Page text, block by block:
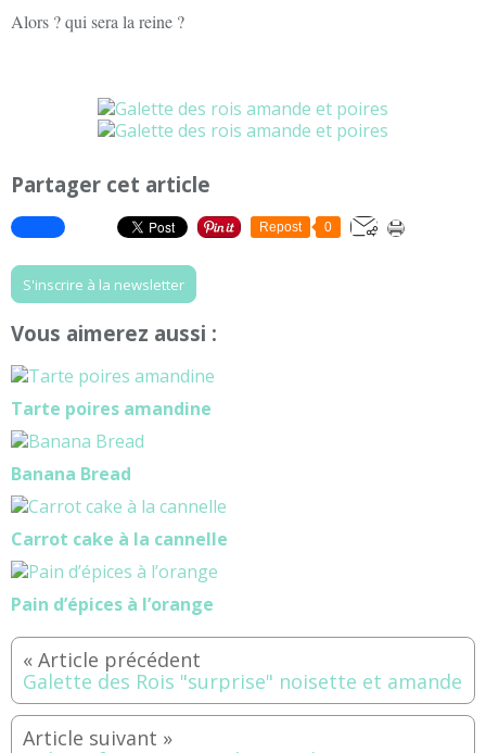
Alors ? qui sera la reine ?
Partager cet article
Repost 0
S'inscrire à la newsletter
Vous aimerez aussi :
Tarte poires amandine
Banana Bread
Carrot cake à la cannelle
Pain d’épices à l’orange
Galette des Rois "surprise" noisette et amande